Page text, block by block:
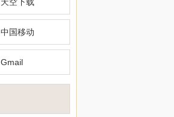
中国移动
Gmail